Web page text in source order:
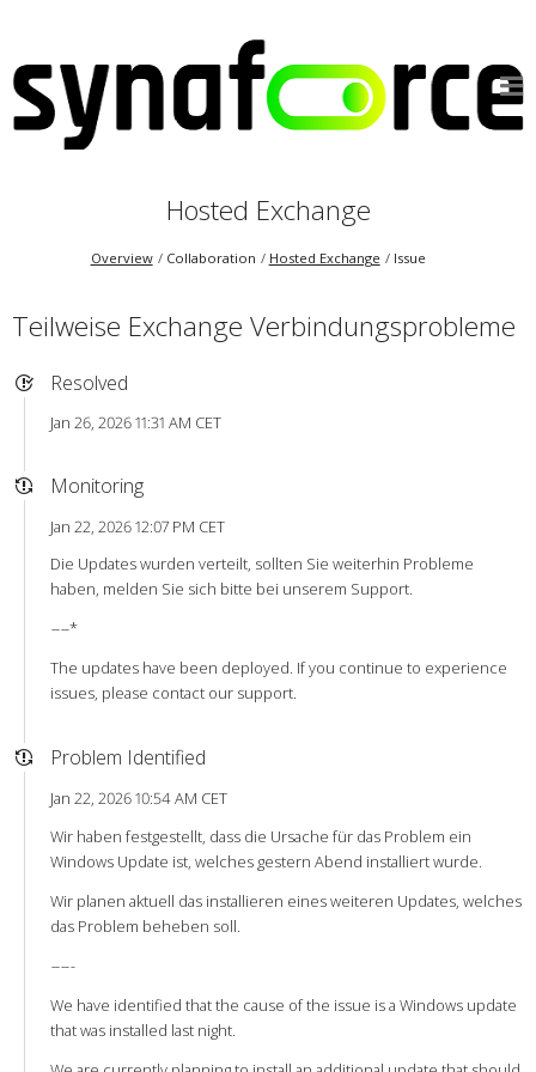
Hosted Exchange
Overview Collaboration Hosted Exchange Issue
Teilweise Exchange Verbindungsprobleme
Resolved
Jan 26, 2026 11:31 AM CET
Monitoring
Jan 22, 2026 12:07 PM CET
Die Updates wurden verteilt, sollten Sie weiterhin Probleme
haben, melden Sie sich bitte bei unserem Support.
----*
The updates have been deployed. If you continue to experience
issues, please contact our support.
Problem Identified
Jan 22, 2026 10:54 AM CET
Wir haben festgestellt, dass die Ursache für das Problem ein
Windows Update ist, welches gestern Abend installiert wurde.
Wir planen aktuell das installieren eines weiteren Updates, welches
das Problem beheben soll.
-----
We have identified that the cause of the issue is a Windows update
that was installed last night.